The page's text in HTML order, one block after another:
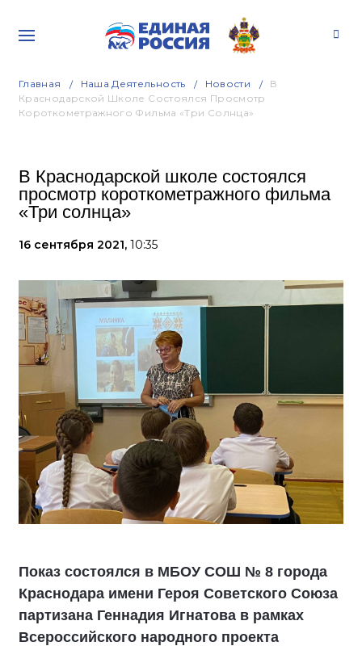
Главная Наша Деятельность Новости
В
Краснодарской Школе Состоялся Просмотр
Короткометражного Фильма «Три Солнца»
В Краснодарской школе состоялся
просмотр короткометражного фильма
«Три солнца»
16 сентября 2021, 10:35
Показ состоялся в МБОУ СОШ № 8 города
Краснодара имени Героя Советского Союза
партизана Геннадия Игнатова в рамках
Всероссийского народного проекта